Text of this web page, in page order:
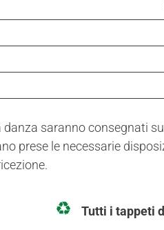
saranno consegnati
prese le necessarie
Tutti i tappeti